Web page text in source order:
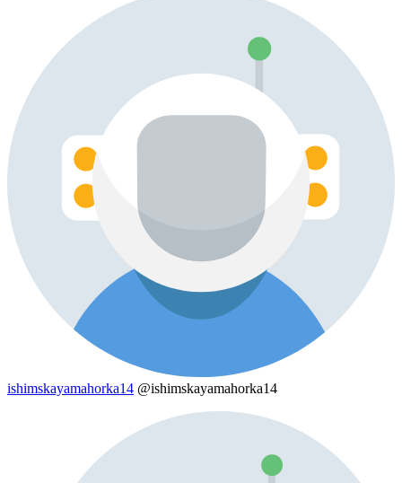
ishimskayamahorka14 @ishimskayamahorka14